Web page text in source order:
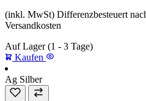
(inkl. MwSt) Differenzbesteuert
Versandkosten
Auf Lager (1 - 3 Tage)
Kaufen
Ag Silber